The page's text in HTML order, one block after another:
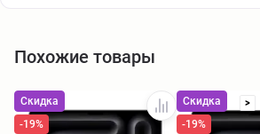
Похожие товары
Скидка
-19%
Скидка
>
-19%